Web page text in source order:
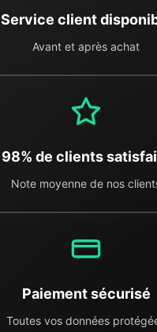
Service client
Avant et après achat
98% de clients
Note moyenne de nos
Paiement sécurisé
Toutes vos données